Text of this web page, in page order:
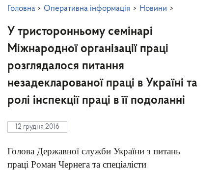
Головна > Оперативна інформація > Новини >
У тристоронньому семінарі
Міжнародної організації праці
розглядалося питання
незадекларованої праці в Україні та
ролі інспекції праці в її подоланні
12 грудня 2016
Голова Державної служби України з питань
праці Роман Чернега та спеціалісти